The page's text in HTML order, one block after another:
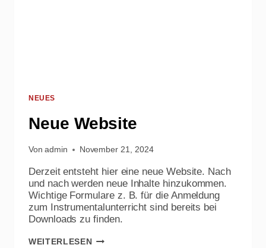
NEUES
Neue Website
Von admin November 21, 2024
Derzeit entsteht hier eine neue Website. Nach
und nach werden neue Inhalte hinzukommen.
Wichtige Formulare z. B. für die Anmeldung
zum Instrumentalunterricht sind bereits bei
Downloads zu finden.
WEITERLESENNEUE